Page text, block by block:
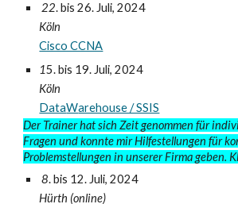
22. bis 26. Juli, 2024
Köln
Cisco CCNA
15. bis 19. Juli, 2024
Köln
DataWarehouse / SSIS
Der Trainer hat sich Zeit genommen für
Fragen und konnte mir Hilfestellungen für
Problemstellungen in unserer Firma geben.
8. bis 12. Juli, 2024
Hürth (online)